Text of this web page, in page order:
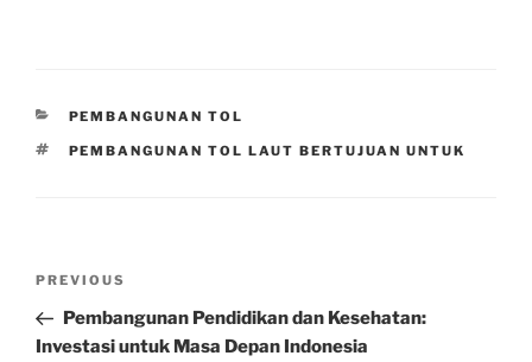
CATEGORIES
PEMBANGUNAN TOL
TAGS
PEMBANGUNAN TOL LAUT BERTUJUAN UNTUK
Previous
Post
PREVIOUS
Pembangunan Pendidikan dan Kesehatan:
Investasi untuk Masa Depan Indonesia